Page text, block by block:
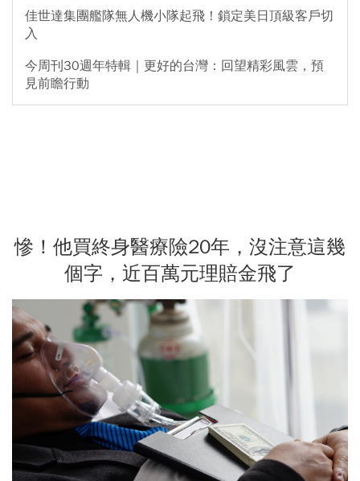
佳世達集團艦隊無人機小隊起飛！鎖定美日頂級客戶切
入
今周刊30週年特輯｜更好的台灣：回望精彩風雲，預
見前瞻行動
慘！他買終身醫療險20年，沒注意這幾
個字，近百萬元理賠金飛了